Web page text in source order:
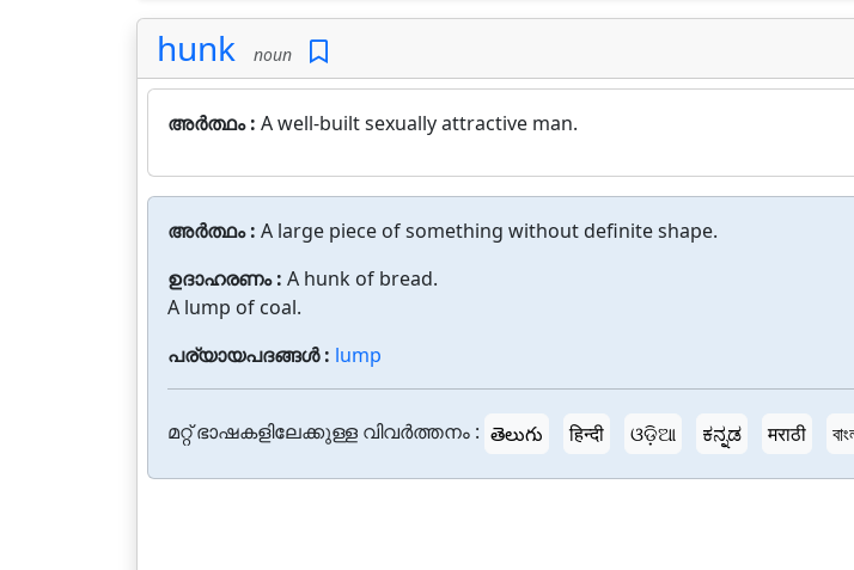
hunk noun
അർത്ഥം : A well-built sexually attractive man.
അർത്ഥം : A large piece of something without definite shape.
ഉദാഹരണം : A hunk of bread.
A lump of coal.
പര്യായപദങ്ങൾ : lump
മറ്റ് ഭാഷകളിലേക്കുള്ള വിവർത്തനം : తెలుగు हिन्दी ଓଡ଼ିଆ ಕನ್ನಡ मराठी